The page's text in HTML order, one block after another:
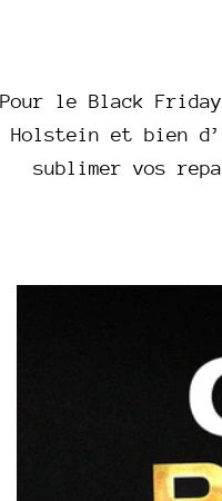
Pour le Black
Holstein et bien
sublimer vos